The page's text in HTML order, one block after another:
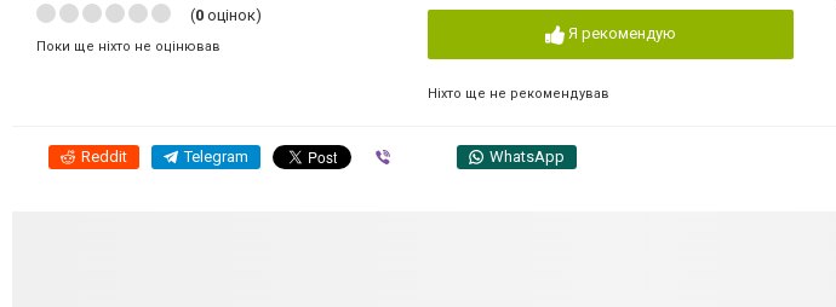
(0 оцінок)
Поки ще ніхто не оцінював
Я рекомендую
Ніхто ще не рекомендував
Reddit Telegram WhatsApp